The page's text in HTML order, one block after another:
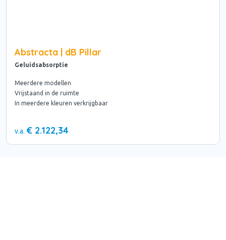
Abstracta | dB Pillar
Geluidsabsorptie
Meerdere modellen
Vrijstaand in de ruimte
In meerdere kleuren verkrijgbaar
v.a. € 2.122,34